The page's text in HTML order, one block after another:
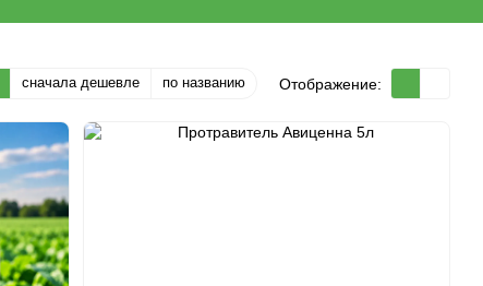
сначала дешевле по названию Отображение: